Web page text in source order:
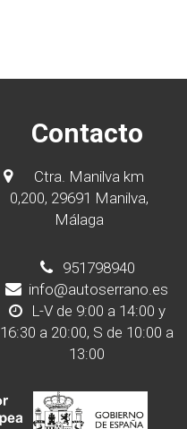
Contacto
Ctra. Manilva km
0,200, 29691 Manilva,
Málaga
951798940
info@autoserrano.es
L-V de 9:00 a 14:00 y
16:30 a 20:00, S de 10:00 a
13:00